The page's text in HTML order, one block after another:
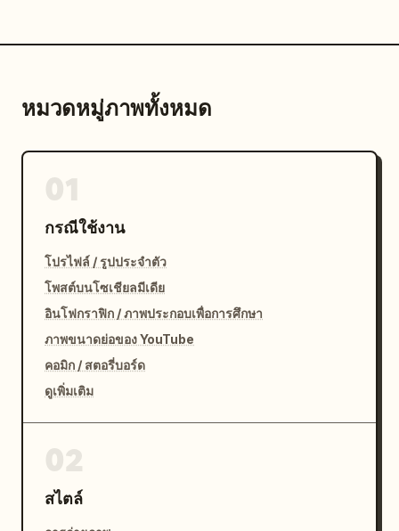
หมวดหมู่ภาพทั้งหมด
กรณีใช้งาน
โปรไฟล์ / รูปประจำตัว
โพสต์บนโซเชียลมีเดีย
อินโฟกราฟิก / ภาพประกอบเพื่อการศึกษา
ภาพขนาดย่อของ YouTube
คอมิก / สตอรี่บอร์ด
ดูเพิ่มเติม
สไตล์